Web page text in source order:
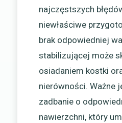
najczęstszych
niewłaściwe
brak odpowiedniej
stabilizującej może
osiadaniem kostki
nierówności. Ważne
zadbanie o
nawierzchni, który